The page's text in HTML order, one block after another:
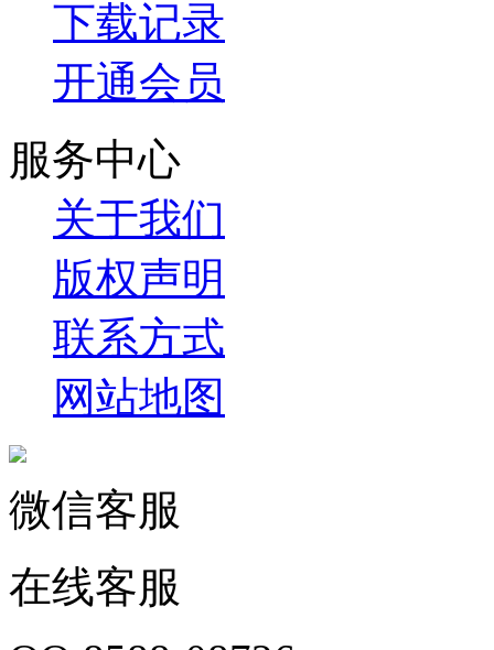
下载记录
开通会员
服务中心
关于我们
版权声明
联系方式
网站地图
微信客服
在线客服